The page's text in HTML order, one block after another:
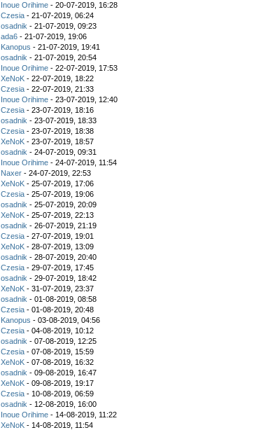
Inoue Orihime - 20-07-2019, 16:28
Czesia - 21-07-2019, 06:24
osadnik - 21-07-2019, 09:23
ada6 - 21-07-2019, 19:06
Kanopus - 21-07-2019, 19:41
osadnik - 21-07-2019, 20:54
Inoue Orihime - 22-07-2019, 17:53
XeNoK - 22-07-2019, 18:22
Czesia - 22-07-2019, 21:33
Inoue Orihime - 23-07-2019, 12:40
Czesia - 23-07-2019, 18:16
osadnik - 23-07-2019, 18:33
Czesia - 23-07-2019, 18:38
XeNoK - 23-07-2019, 18:57
osadnik - 24-07-2019, 09:31
Inoue Orihime - 24-07-2019, 11:54
Naxer - 24-07-2019, 22:53
XeNoK - 25-07-2019, 17:06
Czesia - 25-07-2019, 19:06
osadnik - 25-07-2019, 20:09
XeNoK - 25-07-2019, 22:13
osadnik - 26-07-2019, 21:19
Czesia - 27-07-2019, 19:01
XeNoK - 28-07-2019, 13:09
osadnik - 28-07-2019, 20:40
Czesia - 29-07-2019, 17:45
osadnik - 29-07-2019, 18:42
XeNoK - 31-07-2019, 23:37
osadnik - 01-08-2019, 08:58
Czesia - 01-08-2019, 20:48
Kanopus - 03-08-2019, 04:56
Czesia - 04-08-2019, 10:12
osadnik - 07-08-2019, 12:25
Czesia - 07-08-2019, 15:59
XeNoK - 07-08-2019, 16:32
osadnik - 09-08-2019, 16:47
XeNoK - 09-08-2019, 19:17
Czesia - 10-08-2019, 06:59
osadnik - 12-08-2019, 16:00
Inoue Orihime - 14-08-2019, 11:22
XeNoK - 14-08-2019, 11:54